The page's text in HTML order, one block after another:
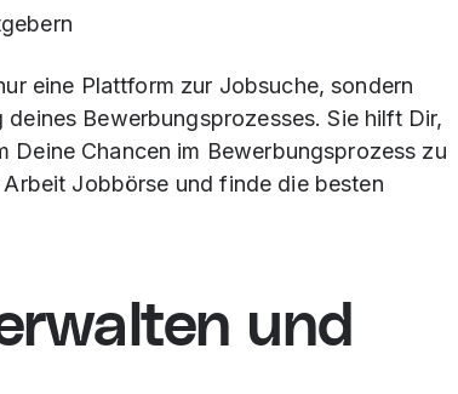
eine Plattform zur Jobsuche, sondern
Bewerbungsprozesses. Sie hilft Dir,
Chancen im Bewerbungsprozess zu
Jobbörse und finde die besten
und